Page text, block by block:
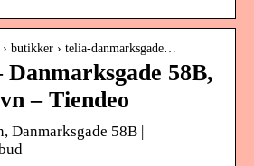
butikker › telia-danmarksgade…
58B,
– Tiendeo
Danmarksgade 58B |